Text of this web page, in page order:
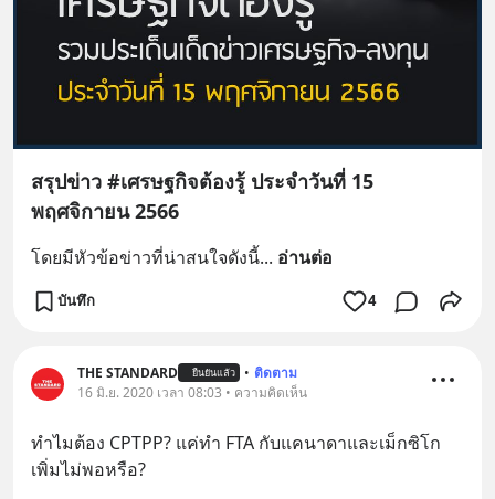
สรุปข่าว #เศรษฐกิจต้องรู้ ประจำวันที่ 15
พฤศจิกายน 2566
โดยมีหัวข้อข่าวที่น่าสนใจดังนี้... อ่านต่อ
บันทึก 4
THE STANDARD ยืนยันแล้ว • ติดตาม
16 มิ.ย. 2020 เวลา 08:03 • ความคิดเห็น
ทำไมต้อง CPTPP? แค่ทำ FTA กับแคนาดาและเม็กซิโก
เพิ่มไม่พอหรือ?